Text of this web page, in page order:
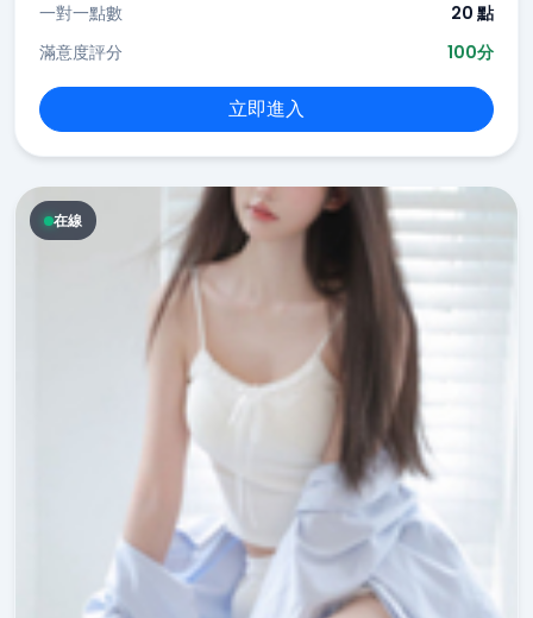
一對一點數
20 點
滿意度評分
100分
立即進入
在線